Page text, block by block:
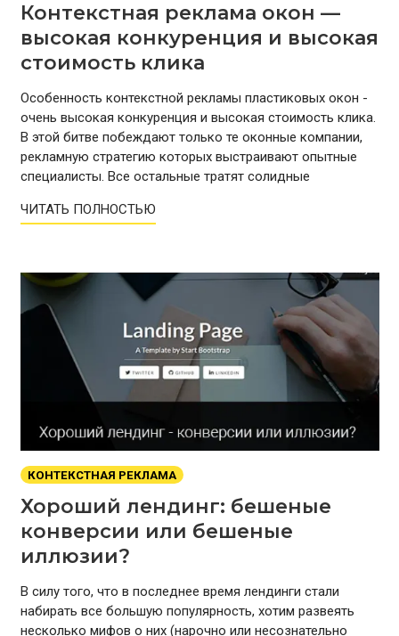
Контекстная реклама окон —
высокая конкуренция и высокая
стоимость клика
Особенность контекстной рекламы пластиковых окон -
очень высокая конкуренция и высокая стоимость клика.
В этой битве побеждают только те оконные компании,
рекламную стратегию которых выстраивают опытные
специалисты. Все остальные тратят солидные
ЧИТАТЬ ПОЛНОСТЬЮ
КОНТЕКСТНАЯ РЕКЛАМА
Хороший лендинг: бешеные
конверсии или бешеные
иллюзии?
В силу того, что в последнее время лендинги стали
набирать все большую популярность, хотим развеять
несколько мифов о них (нарочно или несознательно